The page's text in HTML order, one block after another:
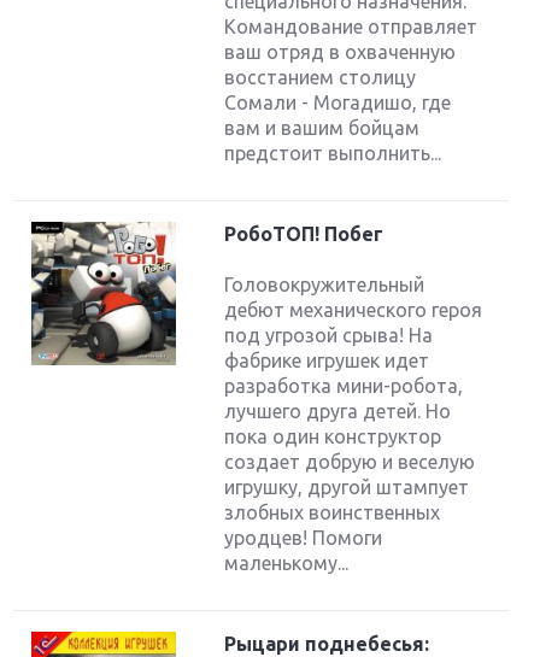
Командование отправляет
ваш отряд в охваченную
восстанием столицу
Сомали - Могадишо, где
вам и вашим бойцам
предстоит выполнить...
РобоТОП! Побег
Головокружительный
дебют механического героя
под угрозой срыва! На
фабрике игрушек идет
разработка мини-робота,
лучшего друга детей. Но
пока один конструктор
создает добрую и веселую
игрушку, другой штампует
злобных воинственных
уродцев! Помоги
маленькому...
Рыцари поднебесья: